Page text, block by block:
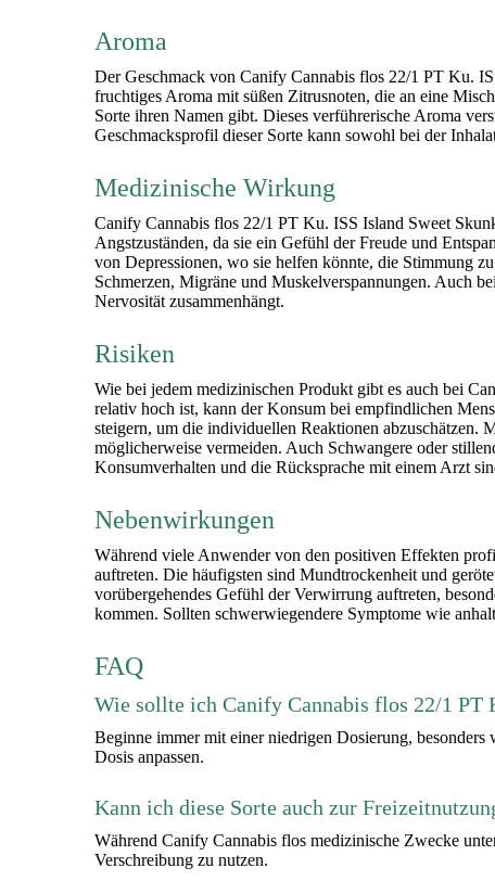
Aroma
Der Geschmack von Canify Cannabis flos 22/1 PT Ku.
fruchtiges Aroma mit süßen Zitrusnoten, die an eine
Sorte ihren Namen gibt. Dieses verführerische Aroma
Geschmacksprofil dieser Sorte kann sowohl bei der
Medizinische Wirkung
Canify Cannabis flos 22/1 PT Ku. ISS Island Sweet
Angstzuständen, da sie ein Gefühl der Freude und
von Depressionen, wo sie helfen könnte, die Stimmung
Schmerzen, Migräne und Muskelverspannungen. Auch
Nervosität zusammenhängt.
Risiken
Wie bei jedem medizinischen Produkt gibt es auch bei
relativ hoch ist, kann der Konsum bei empfindlichen
steigern, um die individuellen Reaktionen abzuschätzen.
möglicherweise vermeiden. Auch Schwangere oder
Konsumverhalten und die Rücksprache mit einem Arzt
Nebenwirkungen
Während viele Anwender von den positiven Effekten
auftreten. Die häufigsten sind Mundtrockenheit und
vorübergehendes Gefühl der Verwirrung auftreten,
kommen. Sollten schwerwiegendere Symptome wie
FAQ
Wie sollte ich Canify Cannabis flos 22/1 PT
Beginne immer mit einer niedrigen Dosierung,
Dosis anpassen.
Kann ich diese Sorte auch zur
Während Canify Cannabis flos medizinische Zwecke
Verschreibung zu nutzen.